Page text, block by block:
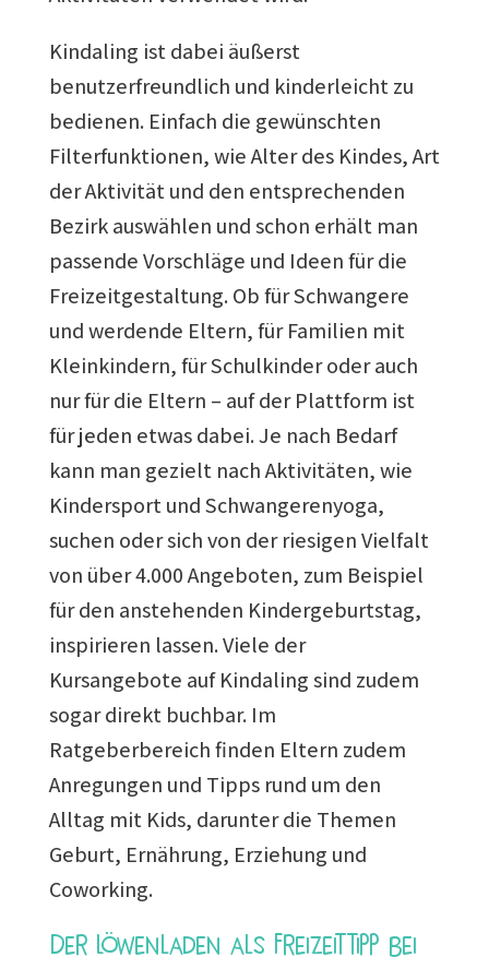
Kindaling ist dabei äußerst
benutzerfreundlich und kinderleicht zu
bedienen. Einfach die gewünschten
Filterfunktionen, wie Alter des Kindes, Art
der Aktivität und den entsprechenden
Bezirk auswählen und schon erhält man
passende Vorschläge und Ideen für die
Freizeitgestaltung. Ob für Schwangere
und werdende Eltern, für Familien mit
Kleinkindern, für Schulkinder oder auch
nur für die Eltern – auf der Plattform ist
für jeden etwas dabei. Je nach Bedarf
kann man gezielt nach Aktivitäten, wie
Kindersport und Schwangerenyoga,
suchen oder sich von der riesigen Vielfalt
von über 4.000 Angeboten, zum Beispiel
für den anstehenden Kindergeburtstag,
inspirieren lassen. Viele der
Kursangebote auf Kindaling sind zudem
sogar direkt buchbar. Im
Ratgeberbereich finden Eltern zudem
Anregungen und Tipps rund um den
Alltag mit Kids, darunter die Themen
Geburt, Ernährung, Erziehung und
Coworking.
Der Löwenladen als Freizeittipp bei